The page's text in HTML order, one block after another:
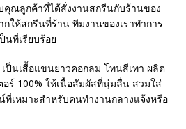
ณลูกค้าที่ได้สั่งงานสกรีนกับร้านของ
กให้สกรีนที่ร้าน ทีมงานของเราทำการ
นที่เรียบร้อย
ป็นเสื้อแขนยาวคอกลม โทนสีเทา ผลิต
อร์ 100% ให้เนื้อสัมผัสที่นุ่มลื่น สวมใส่
ที่เหมาะสำหรับคนทำงานกลางแจ้งหรือ